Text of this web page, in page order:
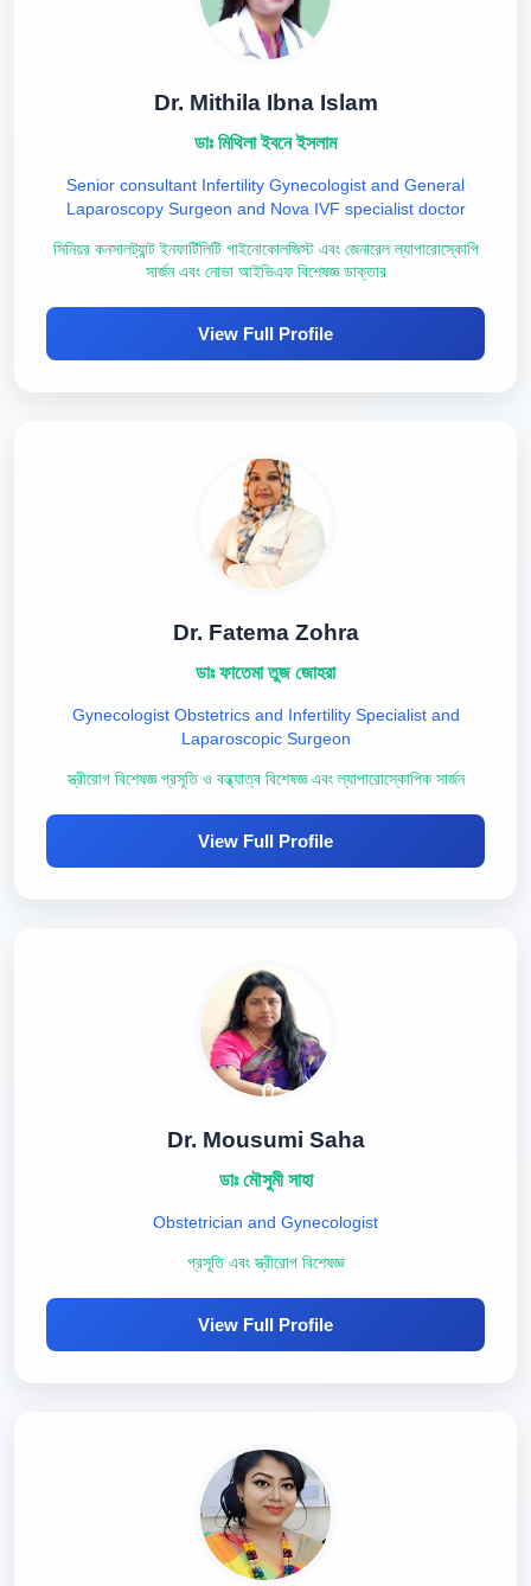
Dr. Mithila Ibna Islam
ডাঃ মিথিলা ইবনে ইসলাম
Senior consultant Infertility Gynecologist and General
Laparoscopy Surgeon and Nova IVF specialist doctor
সিনিয়র কনসালট্যান্ট ইনফার্টিলিটি গাইনোকোলজিস্ট এবং জেনারেল ল্যাপারোস্কোপি
সার্জন এবং নোভা আইভিএফ বিশেষজ্ঞ ডাক্তার
View Full Profile
Dr. Fatema Zohra
ডাঃ ফাতেমা তুজ জোহরা
Gynecologist Obstetrics and Infertility Specialist and
Laparoscopic Surgeon
স্ত্রীরোগ বিশেষজ্ঞ প্রসূতি ও বন্ধ্যাত্ব বিশেষজ্ঞ এবং ল্যাপারোস্কোপিক সার্জন
View Full Profile
Dr. Mousumi Saha
ডাঃ মৌসুমী সাহা
Obstetrician and Gynecologist
প্রসূতি এবং স্ত্রীরোগ বিশেষজ্ঞ
View Full Profile